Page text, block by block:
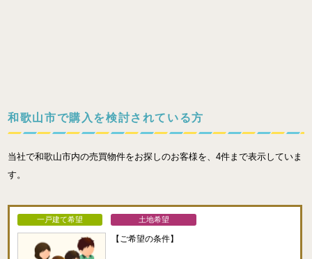
和歌山市で購入を検討されている方
当社で和歌山市内の売買物件をお探しのお客様を、4件まで表示していま
す。
一戸建て希望 土地希望
【ご希望の条件】